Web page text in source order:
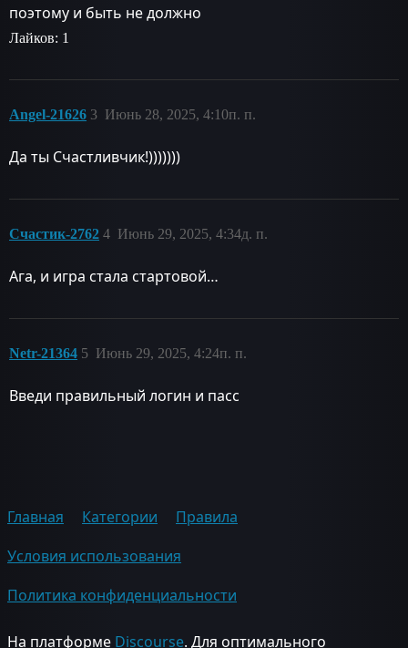
поэтому и быть не должно
Лайков: 1
Angel-21626 Июнь 28, 2025, 4:10п. п.
3
Да ты Счастливчик!)))))))
Счастик-2762 Июнь 29, 2025, 4:34д. п.
4
Ага, и игра стала стартовой…
Netr-21364 Июнь 29, 2025, 4:24п. п.
5
Введи правильный логин и пасс
Главная Категории
Правила
Условия использования
Политика конфиденциальности
На платформе Discourse. Для оптимального